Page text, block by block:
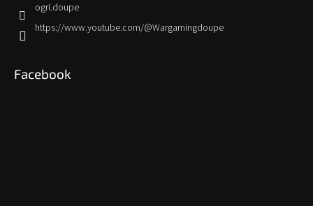
ogri.doupe
https://www.youtube.com/@Wargamingdoupe
Facebook